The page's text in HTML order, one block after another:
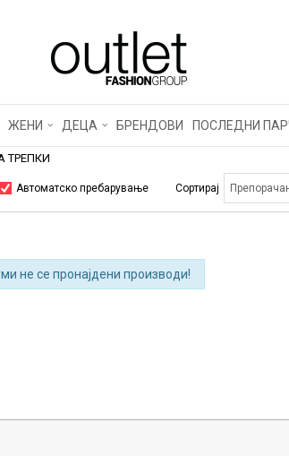
ЖЕНИ ДЕЦА БРЕНДОВИ ПОСЛЕДНИ
ТРЕПКИ
Автоматско пребарување Сортирај
не се пронајдени производи!